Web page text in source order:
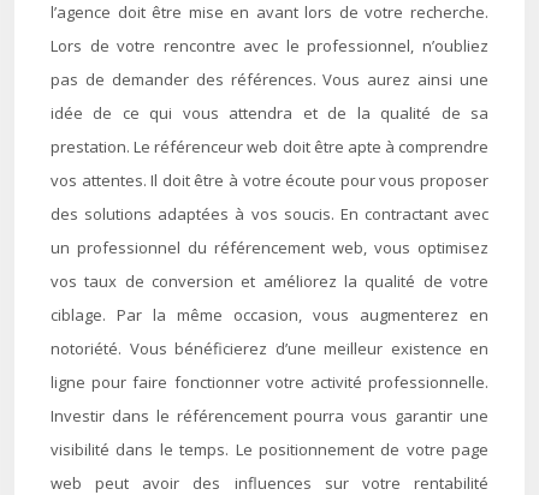
l’agence doit être mise en avant lors de votre recherche.
Lors de votre rencontre avec le professionnel, n’oubliez
pas de demander des références. Vous aurez ainsi une
idée de ce qui vous attendra et de la qualité de sa
prestation. Le référenceur web doit être apte à comprendre
vos attentes. Il doit être à votre écoute pour vous proposer
des solutions adaptées à vos soucis. En contractant avec
un professionnel du référencement web, vous optimisez
vos taux de conversion et améliorez la qualité de votre
ciblage. Par la même occasion, vous augmenterez en
notoriété. Vous bénéficierez d’une meilleur existence en
ligne pour faire fonctionner votre activité professionnelle.
Investir dans le référencement pourra vous garantir une
visibilité dans le temps. Le positionnement de votre page
web peut avoir des influences sur votre rentabilité